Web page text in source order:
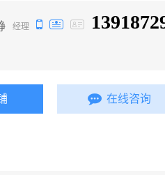
经理
在线咨询